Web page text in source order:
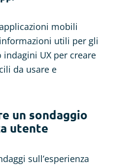
mobili
utili per gli
UX per creare
da usare e
un sondaggio
utente
sull’esperienza